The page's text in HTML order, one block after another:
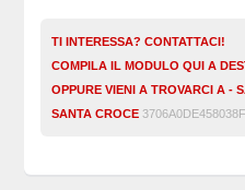
TI INTERESSA? CONTATTACI!
COMPILA IL MODULO QUI A
OPPURE VIENI A TROVARCI A -
SANTA CROCE